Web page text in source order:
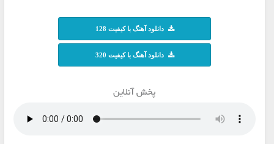
دانلود آهنگ با کیفیت 128
دانلود آهنگ با کیفیت 320
پخش آنلاین